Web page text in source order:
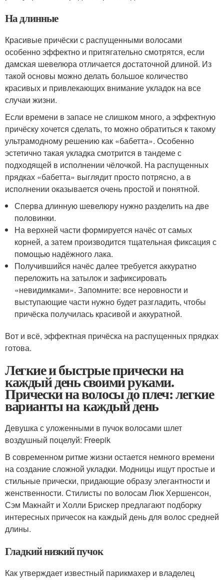
На длинные
Красивые причёски с распущенными волосами
особенно эффектно и притягательно смотрятся, если
дамская шевелюра отличается достаточной длиной. Из
такой основы можно делать большое количество
красивых и привлекающих внимание укладок на все
случаи жизни.
Если времени в запасе не слишком много, а эффектную
причёску хочется сделать, то можно обратиться к такому
ультрамодному решению как «бабетта». Особенно
эстетично такая укладка смотрится в тандеме с
подходящей в исполнении чёлочкой. На распущенных
прядках «бабетта» выглядит просто потрясно, а в
исполнении оказывается очень простой и понятной.
Сперва длинную шевелюру нужно разделить на две
половинки.
На верхней части формируется начёс от самых
корней, а затем производится тщательная фиксация с
помощью надёжного лака.
Получившийся начёс далее требуется аккуратно
переложить на затылок и зафиксировать
«невидимками». Запомните: все неровности и
выступающие части нужно будет разгладить, чтобы
причёска получилась красивой и аккуратной.
Вот и всё, эффектная причёска на распущенных прядках
готова.
Легкие и быстрые прически на
каждый день своими руками.
Прически на волосы до плеч: легкие
варианты на каждый день
Девушка с уложенными в пучок волосами шлет
воздушный поцелуй: Freepik
В современном ритме жизни остается немного времени
на создание сложной укладки. Модницы ищут простые и
стильные прически, придающие образу элегантности и
женственности. Стилисты по волосам Люк Хершенсон,
Сэм Макнайт и Холли Брискер предлагают подборку
интересных причесок на каждый день для волос средней
длины.
Гладкий низкий пучок
Как утверждает известный парикмахер и владелец